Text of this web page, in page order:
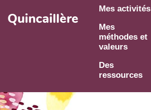
Quincaillère
Mes activités
Mes
méthodes et
valeurs
Des
ressources